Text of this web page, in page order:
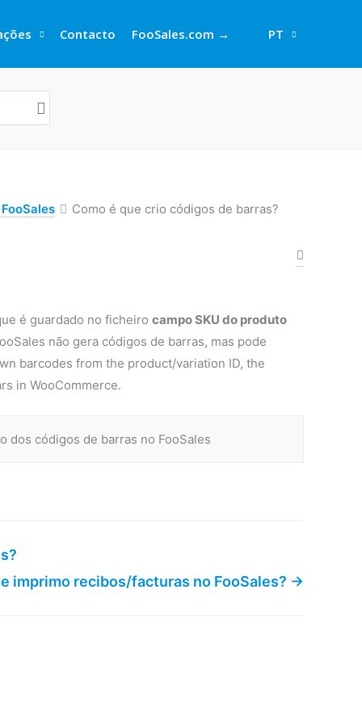
Contacto FooSales.com → PT
Como é que crio códigos de barras?
é guardado no ficheiro campo SKU do produto
não gera códigos de barras, mas pode
barcodes from the product/variation ID, the
in WooCommerce.
dos códigos de barras no FooSales
imprimo recibos/facturas no FooSales? →